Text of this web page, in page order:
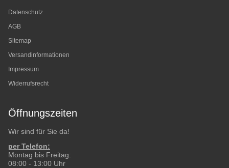
Datenschutz
AGB
Sitemap
Versandinformationen
Impressum
Widerrufsrecht
Öffnungszeiten
Wir sind für Sie da!
per Telefon:
Montag bis Freitag:
08:00 - 13:00 Uhr